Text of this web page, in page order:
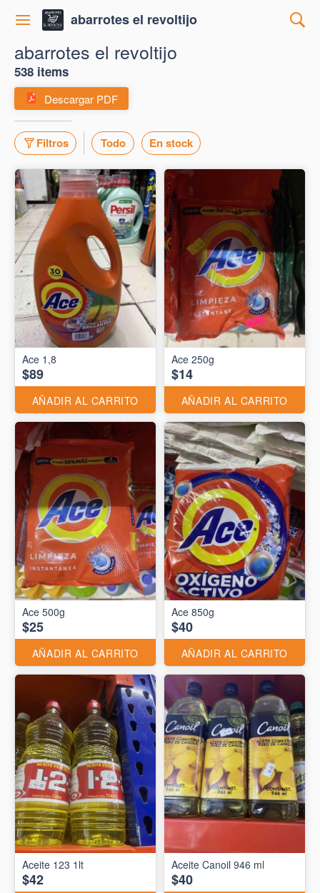
abarrotes el revoltijo
abarrotes el revoltijo
538 items
Descargar PDF
Filtros Todo En stock
Ace 1,8
$89
AÑADIR AL CARRITO
Ace 250g
$14
AÑADIR AL CARRITO
Ace 500g
$25
AÑADIR AL CARRITO
Ace 850g
$40
AÑADIR AL CARRITO
Aceite 123 1lt
$42
Aceite Canoil 946 ml
$40